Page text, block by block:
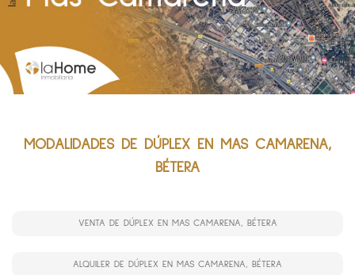
MODALIDADES DE DÚPLEX EN MAS CAMARENA,
BÉTERA
VENTA DE DÚPLEX EN MAS CAMARENA, BÉTERA
ALQUILER DE DÚPLEX EN MAS CAMARENA, BÉTERA